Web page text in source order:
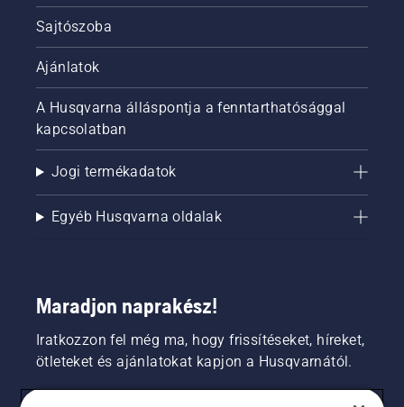
Sajtószoba
Ajánlatok
A Husqvarna álláspontja a fenntarthatósággal
kapcsolatban
Jogi termékadatok
Egyéb Husqvarna oldalak
Maradjon naprakész!
Iratkozzon fel még ma, hogy frissítéseket, híreket,
ötleteket és ajánlatokat kapjon a Husqvarnától.